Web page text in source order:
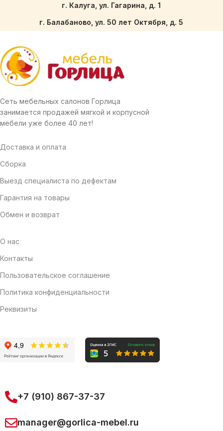
г. Калуга, ул. Гагарина, д. 1
г. Балабаново, ул. 50 лет Октября, д. 5
Сеть мебельных салонов Горлица
занимается продажей мягкой и корпусной
мебели уже более 40 лет!
Доставка и оплата
Сборка
Выезд специалиста по дефектам
Гарантия на товары
Обмен и возврат
О нас
Контакты
Пользовательское соглашение
Политика конфиденциальности
Реквизиты
+7 (910) 867-37-37
manager@gorlica-mebel.ru